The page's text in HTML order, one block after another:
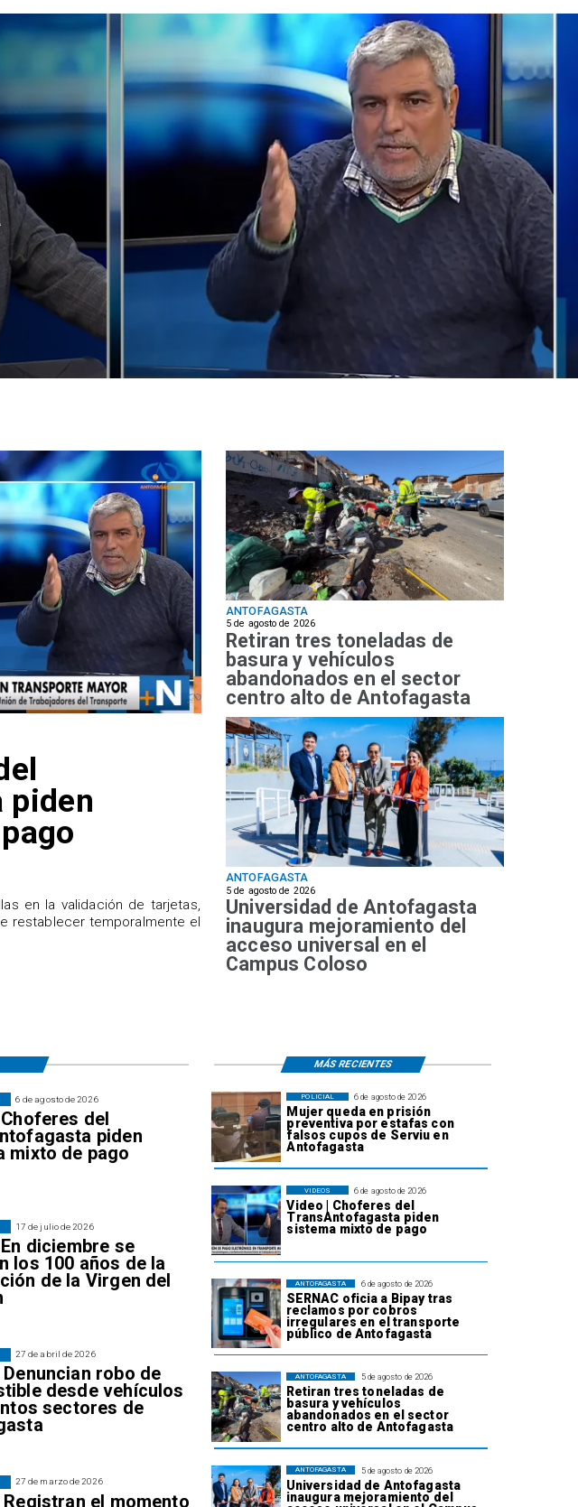
piden
en la validación de tarjetas,
restablecer temporalmente el
ANTOFAGASTA
5 de agosto de 2026
Retiran tres toneladas de
basura y vehículos
abandonados en el sector
centro alto de Antofagasta
ANTOFAGASTA
5 de agosto de 2026
Universidad de Antofagasta
inaugura mejoramiento del
acceso universal en el
Campus Coloso
6 de agosto de 2026
Mujer queda en prisión
preventiva por estafas con
falsos cupos de Serviu en
Antofagasta
POLICIAL
6 de agosto de 2026
Video | Choferes del
TransAntofagasta piden
sistema mixto de pago
VIDEOS
6 de agosto de 2026
SERNAC oficia a Bipay tras
reclamos por cobros
irregulares en el transporte
público de Antofagasta
ANTOFAGASTA
5 de agosto de 2026
Retiran tres toneladas de
basura y vehículos
abandonados en el sector
centro alto de Antofagasta
ANTOFAGASTA
5 de agosto de 2026
Universidad de Antofagasta
inaugura mejoramiento del
ANTOFAGASTA
6 de agosto de 2026
del
piden
mixto de pago
17 de julio de 2026
diciembre se
los 100 años de la
de la Virgen del
27 de abril de 2026
Denuncian robo de
desde vehículos
sectores de
27 de marzo de 2026
Registran el momento
MÁS RECIENTES